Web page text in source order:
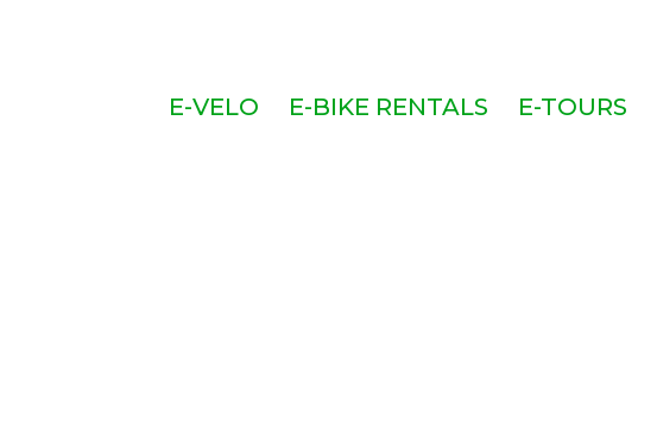
E-VELO E-BIKE RENTALS E-TOURS